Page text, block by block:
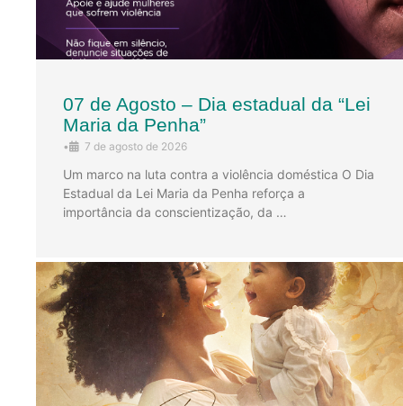
07 de Agosto – Dia estadual da “Lei
Maria da Penha”
• 7 de agosto de 2026
Um marco na luta contra a violência doméstica O Dia
Estadual da Lei Maria da Penha reforça a
importância da conscientização, da …